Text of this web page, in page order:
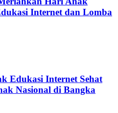
Internet dan Lomba
Edukasi Internet Sehat
Nasional di Bangka